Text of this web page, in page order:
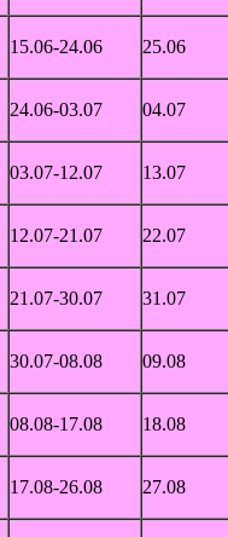
15.06-24.06 25.06
24.06-03.07 04.07
03.07-12.07 13.07
12.07-21.07 22.07
21.07-30.07 31.07
30.07-08.08 09.08
08.08-17.08 18.08
17.08-26.08 27.08